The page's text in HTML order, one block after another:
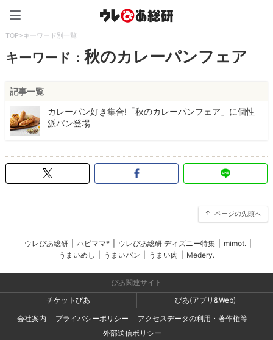
TOP>キーワード別一覧
キーワード：秋のカレーパンフェア
記事一覧
カレーパン好き集合!「秋のカレーパンフェア」に個性
派パン登場
ページの先頭へ
ウレぴあ総研 ハピママ* ウレぴあ総研 ディズニー特集 mimot.
うまいめし
うまいパン うまい肉 Medery.
ぴあ関連サイト
チケットぴあ
ぴあ(アプリ&Web)
会社案内
プライバシーポリシー
アクセスデータの利用・著作権等
外部送信ポリシー